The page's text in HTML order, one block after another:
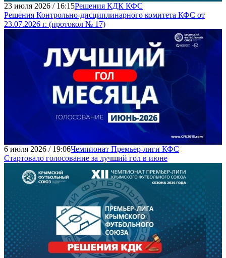
23 июля 2026 / 16:15Решения КДК КФС
Решения Контрольно-дисциплинарного комитета КФС от
23.07.2026 г. (протокол № 17)
6 июля 2026 / 19:06Чемпионат Премьер-лиги КФС
Стартовало голосование за лучший гол в июне